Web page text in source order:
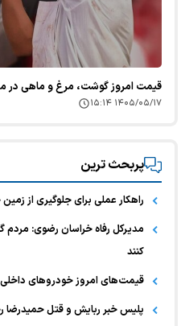
قیمت امروز گوشت، مرغ و ماهی در
۱۴۰۵/۰۵/۱۷ ۱۵:۱۴
پربحث ترین
راهکار عملی برای جلوگیری از
مدیرکل رفاه خراسان رضوی: مردم
کنند
قیمت‌های امروز خودرو‌های
پلیس خبر ربایش و قتل حمیدرضا